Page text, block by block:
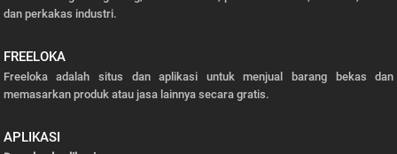
dan perkakas industri.
FREELOKA
Freeloka adalah situs dan aplikasi untuk menjual barang bekas dan
memasarkan produk atau jasa lainnya secara gratis.
APLIKASI